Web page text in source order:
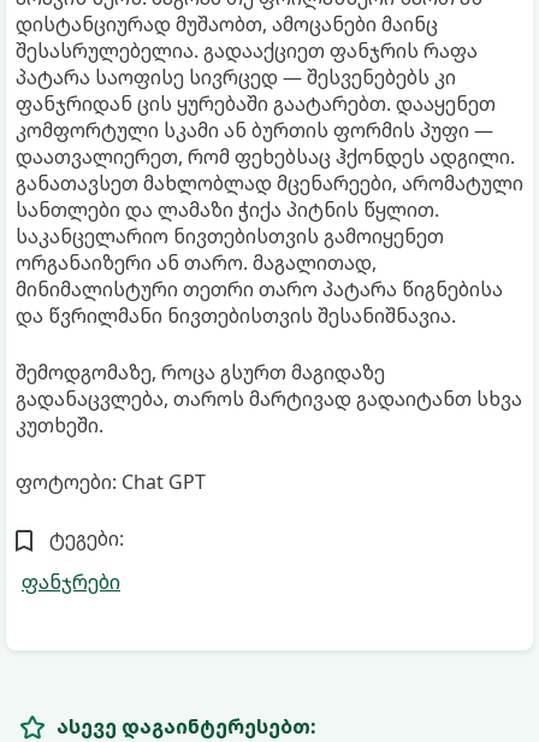
დისტანციურად მუშაობთ, ამოცანები მაინც
შესასრულებელია. გადააქციეთ ფანჯრის რაფა
პატარა საოფისე სივრცედ — შესვენებებს კი
ფანჯრიდან ცის ყურებაში გაატარებთ. დააყენეთ
კომფორტული სკამი ან ბურთის ფორმის პუფი —
დაათვალიერეთ, რომ ფეხებსაც ჰქონდეს ადგილი.
განათავსეთ მახლობლად მცენარეები, არომატული
სანთლები და ლამაზი ჭიქა პიტნის წყლით.
საკანცელარიო ნივთებისთვის გამოიყენეთ
ორგანაიზერი ან თარო. მაგალითად,
მინიმალისტური თეთრი თარო პატარა წიგნებისა
და წვრილმანი ნივთებისთვის შესანიშნავია.
შემოდგომაზე, როცა გსურთ მაგიდაზე
გადანაცვლება, თაროს მარტივად გადაიტანთ სხვა
კუთხეში.
ფოტოები: Chat GPT
ტეგები:
ფანჯრები
ასევე დაგაინტერესებთ: